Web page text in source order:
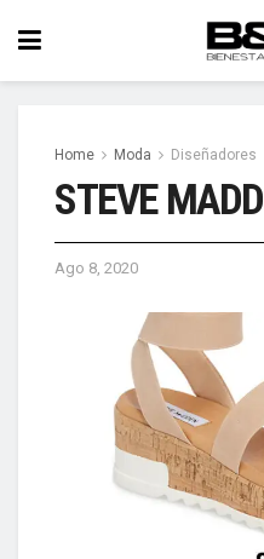
Home Moda Diseñadores
STEVE
Ago 8, 2020